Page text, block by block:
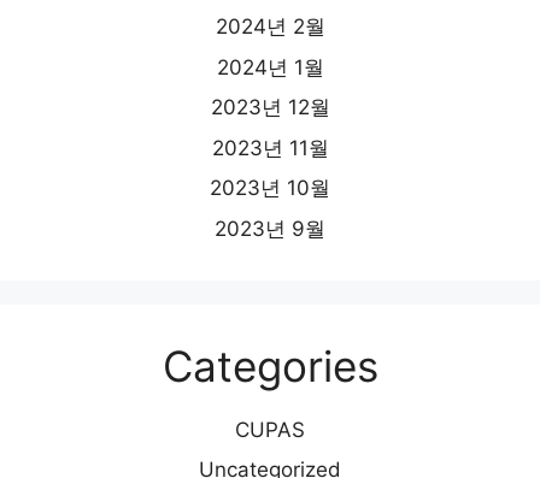
2024년 2월
2024년 1월
2023년 12월
2023년 11월
2023년 10월
2023년 9월
Categories
CUPAS
Uncategorized